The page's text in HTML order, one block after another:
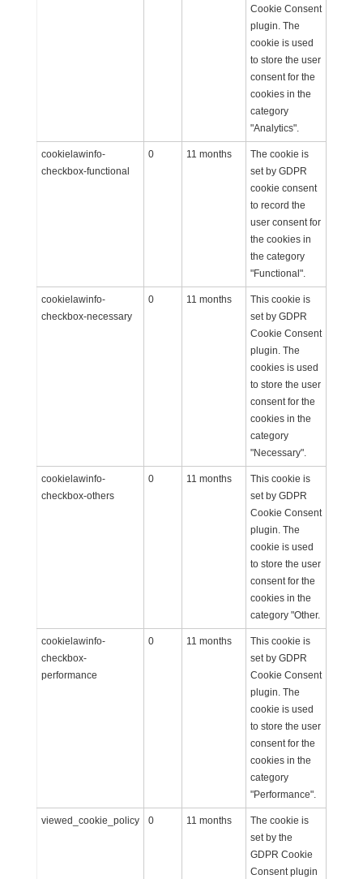
Cookie Consent
plugin. The
cookie is used
to store the user
consent for the
cookies in the
category
"Analytics".
cookielawinfo-
checkbox-functional
0 11 months
The cookie is
set by GDPR
cookie consent
to record the
user consent for
the cookies in
the category
"Functional".
cookielawinfo-
checkbox-necessary
0 11 months
This cookie is
set by GDPR
Cookie Consent
plugin. The
cookies is used
to store the user
consent for the
cookies in the
category
"Necessary".
cookielawinfo-
checkbox-others
0 11 months
This cookie is
set by GDPR
Cookie Consent
plugin. The
cookie is used
to store the user
consent for the
cookies in the
category "Other.
cookielawinfo-
checkbox-
performance
0 11 months
This cookie is
set by GDPR
Cookie Consent
plugin. The
cookie is used
to store the user
consent for the
cookies in the
category
"Performance".
viewed_cookie_policy 0 11 months
The cookie is
set by the
GDPR Cookie
Consent plugin